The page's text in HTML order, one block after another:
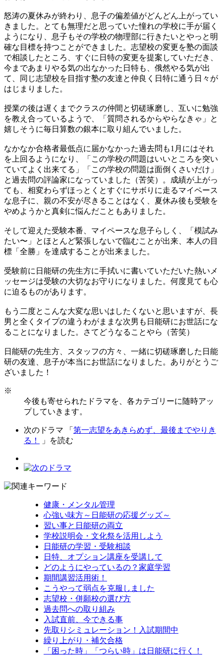
怒涛の夏休みが終わり、息子の偏差値がどんどん上がってい
きました。とても無理だと思っていた憧れの学校に手が届く
ようになり、息子もその学校の物理部に行きたいとやっと明
確な目標を持つことができました。志望校の変更を塾の面談
で相談したところ、すぐに日特の変更を提案していただき、
今まであまりやる気の出なかった日特も、俄然やる気が出
て、同じ志望校を目指す塾の友達と仲良く日特に通う日々が
はじまりました。
授業の後は遅くまでクラスの仲間と切磋琢磨し、互いに勉強
を教え合っているようで、「質問されるからやらなきゃ」と
嬉しそうに毎日算数の銀本に取り組んでいました。
なかなか合格者最低点に届かなかった過去問も1月にはそれ
を上回るようになり、「この学校の問題はいいところを突い
ていてよく出来てる」「この学校の問題は面倒くさいだけ」
と過去問の評論家になっていました（苦笑）。成績が上がっ
ても、相変わらずほっとくとすぐにサボりに走るマイペース
な息子に、親の不安が尽きることはなく、夏休み後も受験を
やめようかと真剣に悩んだこともありました。
そして迎えた受験本番、マイペースな息子らしく、「模試み
たい〜」とほとんど緊張しないで臨むことが出来、本人の目
標「全勝」を達成することが出来ました。
受験前に日能研の先生方に手拭いに書いていただいた熱いメ
ッセージは受験の大切なお守りになりました。何度見ても心
に迫るものがあります。
もう二度とこんな大変な思いはしたくないと思いますが、長
男と全くタイプの違うわがままな次男も日能研にお世話にな
ることになりました。さてどうなることやら（苦笑）
日能研の先生方、スタッフの方々、一緒に切磋琢磨した日能
研の友達、息子が本当にお世話になりました。ありがとうご
ざいました！
※
今後も寄せられたドラマを、各カテゴリーに随時アッ
プしていきます。
次のドラマ 「 第一志望をあきらめず、最後までやりき
る！
」を読む
健康・メンタル管理
心強い味方～日能研の応援グッズ～
習い事と日能研の両立
学校説明会・文化祭を活用しよう
日能研の学習・受験相談
日特、オプション講座を受講して
どのようにやっているの？家庭学習
期間講習活用術！
こうやって弱点を克服しました
志望校・併願校の選び方
過去問への取り組み
入試直前、今できる事
先取りシミュレーション！入試期間中
繰り上がり・補欠合格
「困った時」「つらい時」は日能研に行く！